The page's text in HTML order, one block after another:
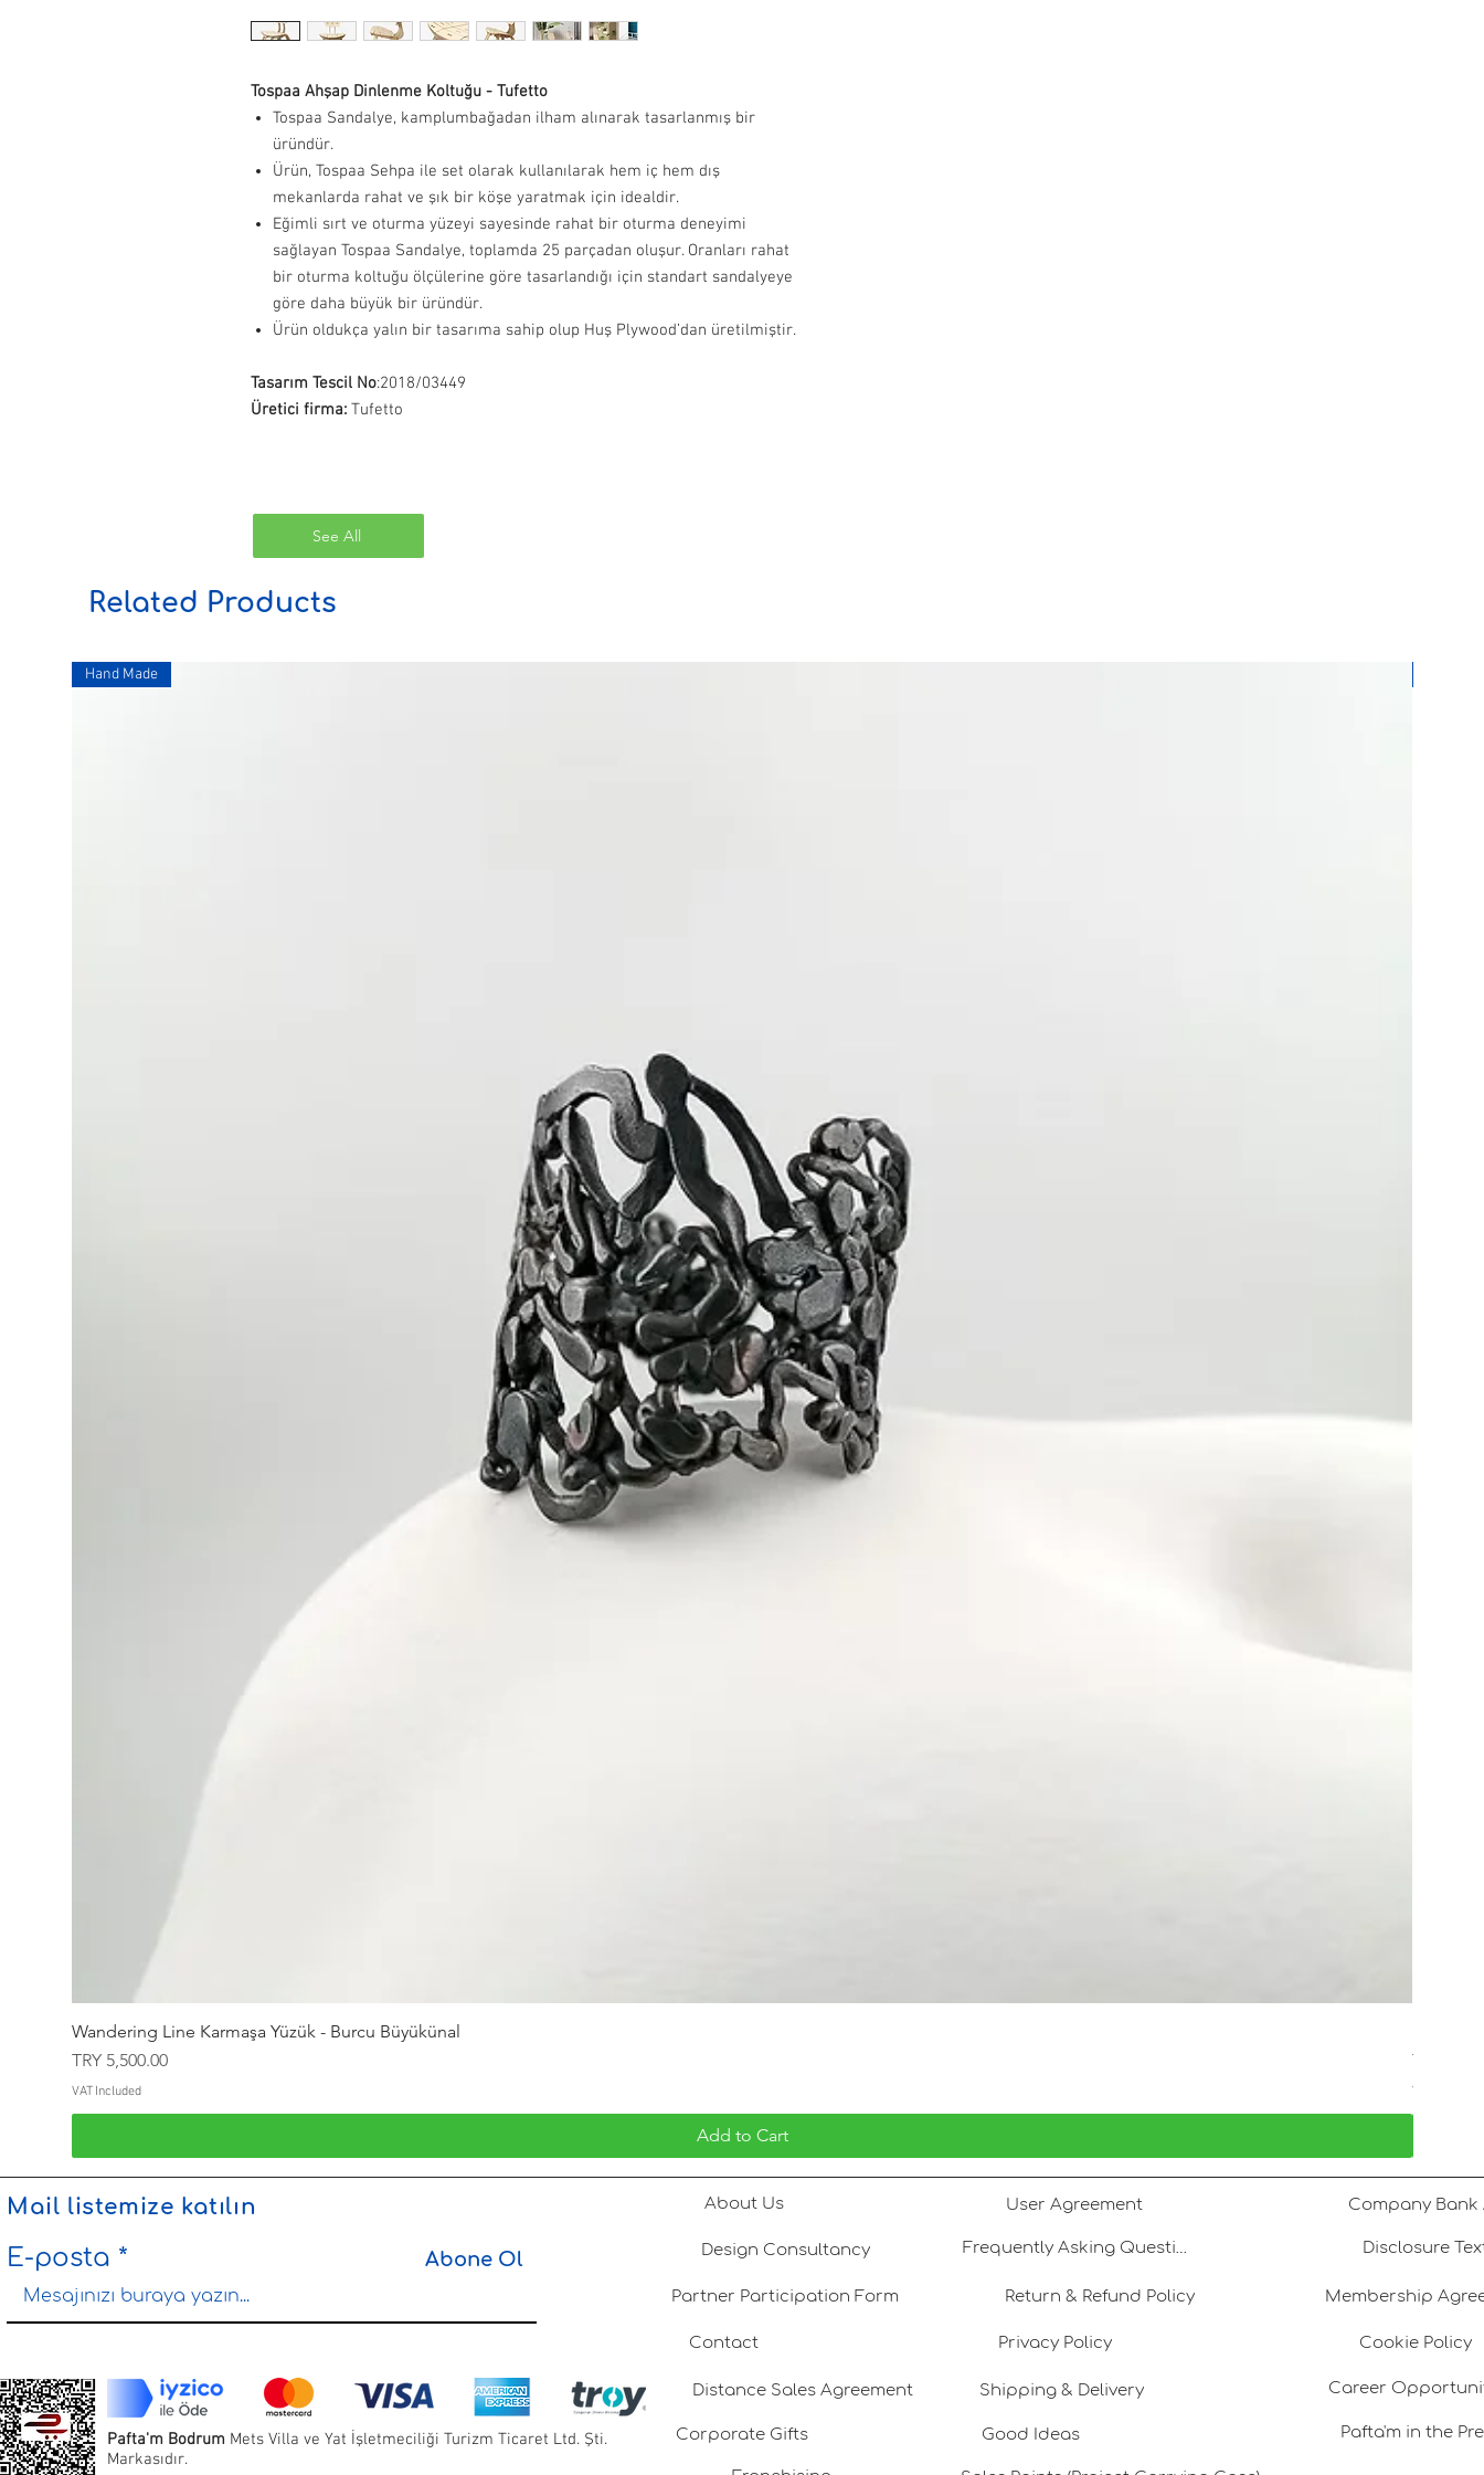
Tospaa Ahşap Dinlenme Koltuğu - Tufetto
Tospaa Sandalye, kamplumbağadan ilham alınarak tasarlanmış bir
üründür.
Ürün, Tospaa Sehpa ile set olarak kullanılarak hem iç hem dış
mekanlarda rahat ve şık bir köşe yaratmak için idealdir.
Eğimli sırt ve oturma yüzeyi sayesinde rahat bir oturma deneyimi
sağlayan Tospaa Sandalye, toplamda 25 parçadan oluşur. Oranları rahat
bir oturma koltuğu ölçülerine göre tasarlandığı için standart sandalyeye
göre daha büyük bir üründür.
Ürün oldukça yalın bir tasarıma sahip olup Huş Plywood’dan üretilmiştir.
Tasarım Tescil No:2018/03449
Üretici firma: Tufetto
See All
Related Products
Hand Made
Wandering Line Karmaşa Yüzük - Burcu Büyükünal
Price
TRY 5,500.00
VAT Included
Add to Cart
Price
TRY
VAT Included
Mail listemize katılın
E-posta Abone Ol
Pafta'm Bodrum Mets Villa ve Yat İşletmeciliği Turizm Ticaret Ltd. Şti.
Markasıdır.
Design Consultancy
Good Ideas Pafta'm in the
About Us
Partner Participation Form
Contact
Distance Sales Agreement
Corporate Gifts
User Agreement
Frequently Asking Questions
Return & Refund Policy
Privacy Policy
Shipping & Delivery
Disclosure
Membership
Cookie Policy
Career